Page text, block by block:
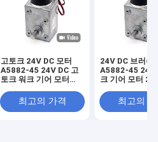
고토크 24V DC 모터
A5882-45 24V DC 고
토크 워크 기어 모터
최고의 가격
24V DC 브러쉬
A5882-45 24V
크 기어 모터
최고의